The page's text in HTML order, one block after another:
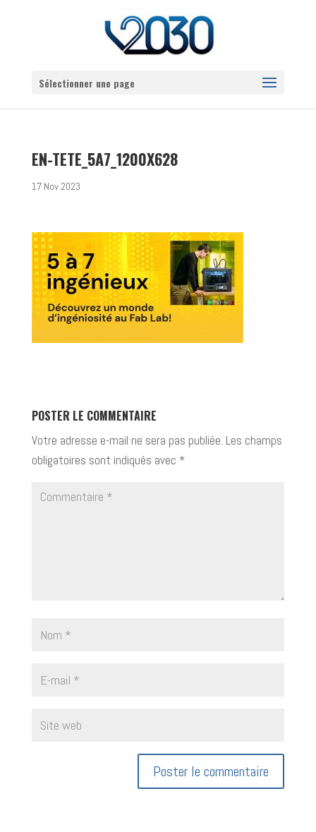
Sélectionner une page
EN-TETE_5A7_1200X628
17 Nov 2023
POSTER LE COMMENTAIRE
Votre adresse e-mail ne sera pas publiée. Les champs
obligatoires sont indiqués avec *